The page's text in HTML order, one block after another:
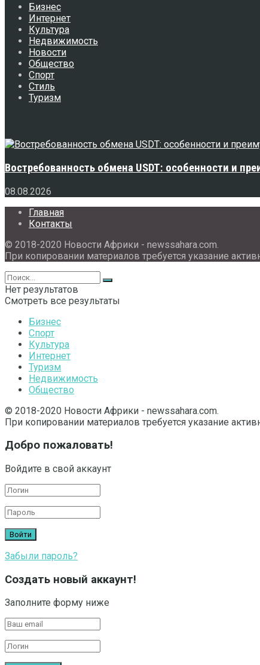
Бизнес
Интернет
Культура
Недвижимость
Новости
Общество
Спорт
Стиль
Туризм
Востребованность обмена USDT: особенности и
08.08.2026
Главная
Контакты
© 2018-2020 Новости Африки - newssahara.com.
При копировании материалов требуется указание
Нет результатов
Смотреть все результаты
Бизнес
Спорт
Культура
Интернет
Туризм
Недвижимость
Общество
© 2018-2020 Новости Африки - newssahara.com.
При копировании материалов требуется указание
Добро пожаловать!
Войдите в свой аккаунт
Забыли пароль?
Создать новый аккаунт!
Заполните форму ниже